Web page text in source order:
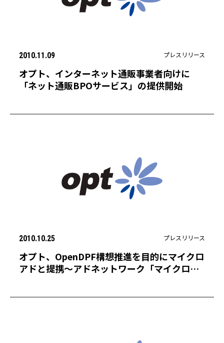
2010.11.09 プレスリリース
オプト、インターネット通販事業者向けに
「ネット通販BPOサービス」の提供開始
2010.10.25 プレスリリース
オプト、OpenDPF構想推進を目的にマイクロ
アドと提携〜アドネットワーク「マイクロア